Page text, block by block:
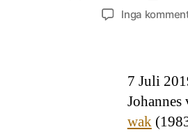
Inga
7 Juli
Johannes
wak